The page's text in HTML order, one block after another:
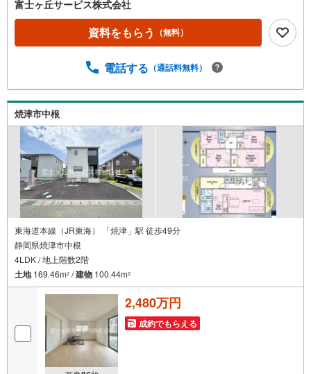
富士ヶ丘サービス株式会社
資料をもらう （無料）
電話する （通話料無料）
焼津市中根
東海道本線（JR東海） 「焼津」駅 徒歩49分
静岡県焼津市中根
4LDK / 地上階数2階
土地169.46m2 /建物 100.44m2
2,480万円
成約でもらえる